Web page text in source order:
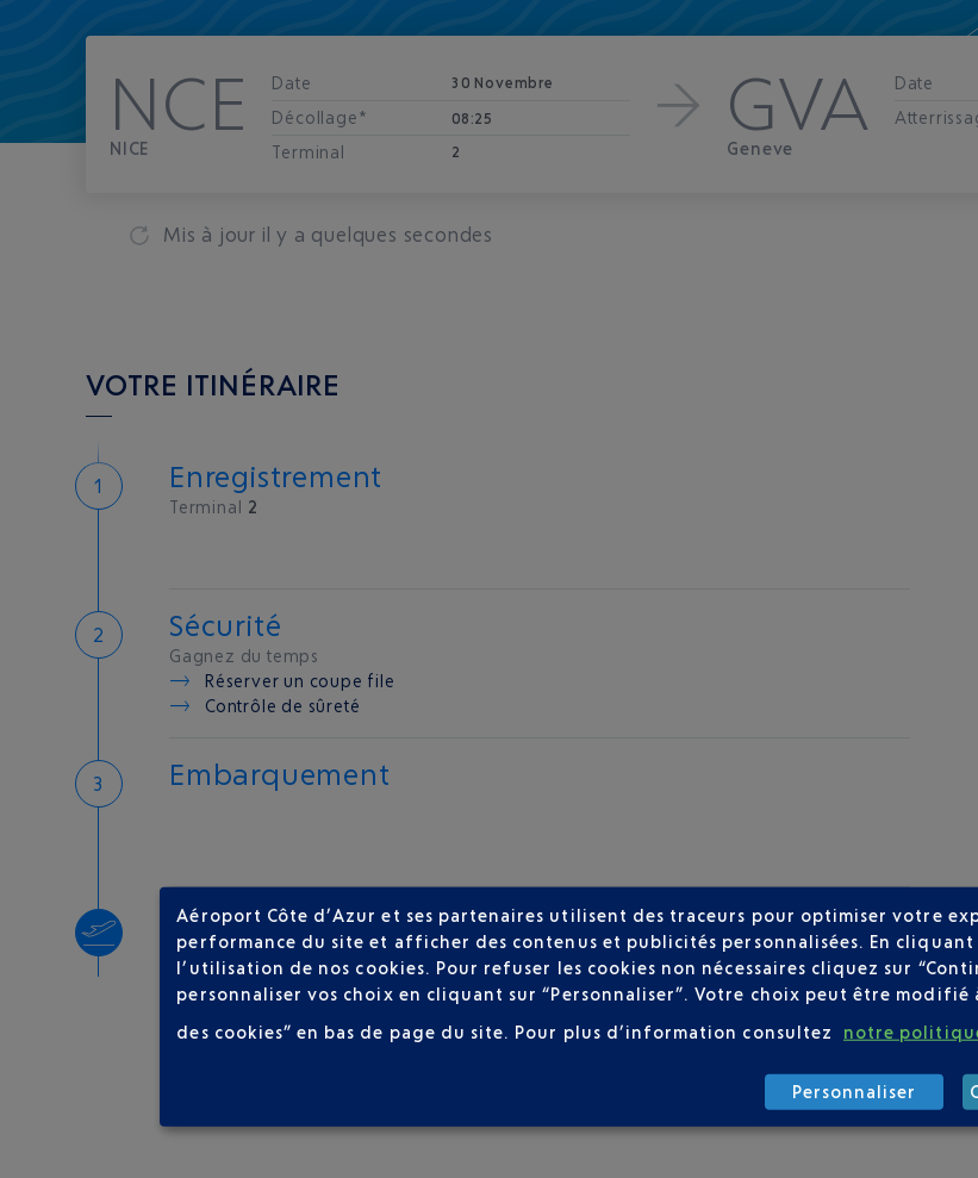
NCE
NICE
Date 30 Novembre
Décollage* 08:25
Terminal 2
GVA
Geneve
Date
Mis à jour il y a quelques secondes
VOTRE ITINÉRAIRE
Enregistrement
Terminal 2
Sécurité
Gagnez du temps
Réserver un coupe file
Contrôle de sûreté
Embarquement
Décollage
Type d'appareil : A320
Aéroport Côte d’Azur et ses partenaires utilisent des traceurs pour optimiser votre
performance du site et afficher des contenus et publicités personnalisées. En cliquant
l’utilisation de nos cookies. Pour refuser les cookies non nécessaires cliquez sur
personnaliser vos choix en cliquant sur “Personnaliser”. Votre choix peut être
des cookies” en bas de page du site. Pour plus d’information consultez notre
Personnaliser